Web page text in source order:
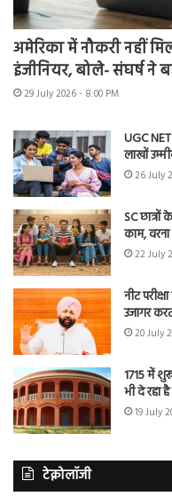
अमेरिका में नौकरी नहीं
इंजीनियर, बोले- संघर्ष ने
29 July 2026 - 8:00 PM
UGC
लाखों
26 July
SC
काम,
22 July
नीट
उजागर
20 July
1715 में
भी दे रहा है
19 July
टेक्नोलॉजी